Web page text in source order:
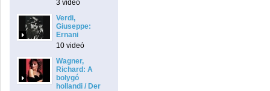
3 videó
Verdi,
Giuseppe:
Ernani
10 videó
Wagner,
Richard: A
bolygó
hollandi / Der